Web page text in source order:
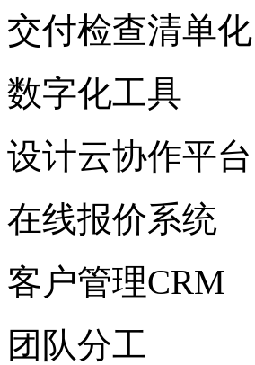
交付检查清单化
数字化工具
设计云协作平台
在线报价系统
客户管理CRM
团队分工